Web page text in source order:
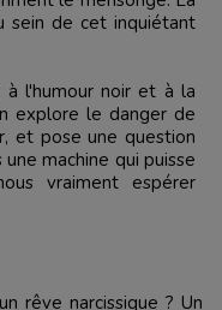
sein de cet inquiétant
à l'humour noir et à la
explore le danger de
et pose une question
machine qui puisse
vraiment espérer